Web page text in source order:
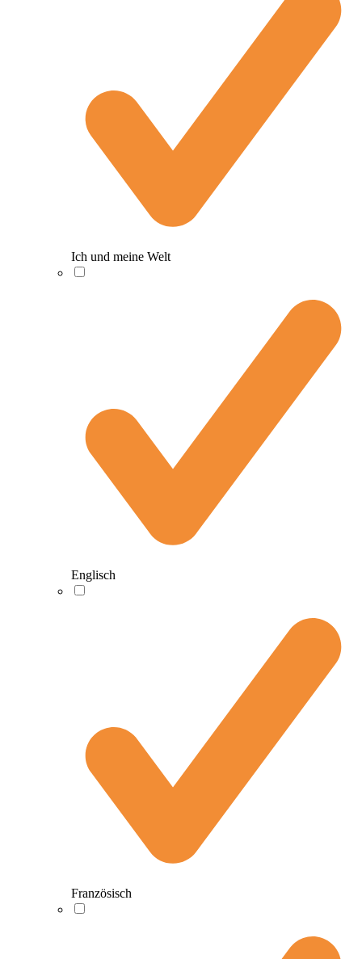
Ich und meine Welt
Englisch
Französisch